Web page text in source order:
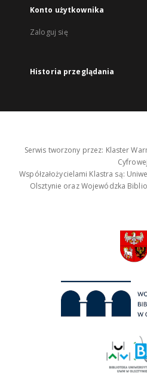
Konto użytkownika
Zaloguj się
Historia przeglądania
Serwis tworzony przez: Klaster
Współzałożycielami Klastra są:
Olsztynie oraz Wojewódzka